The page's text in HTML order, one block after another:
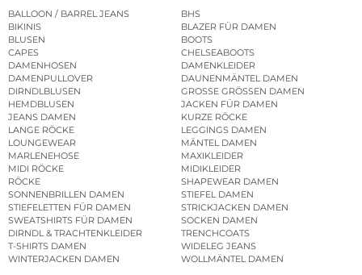
BALLOON / BARREL JEANS
BHS
BIKINIS
BLAZER FÜR DAMEN
BLUSEN
BOOTS
CAPES
CHELSEABOOTS
DAMENHOSEN
DAMENKLEIDER
DAMENPULLOVER
DAUNENMÄNTEL DAMEN
DIRNDLBLUSEN
GROSSE GRÖSSEN DAMEN
HEMDBLUSEN
JACKEN FÜR DAMEN
JEANS DAMEN
KURZE RÖCKE
LANGE RÖCKE
LEGGINGS DAMEN
LOUNGEWEAR
MÄNTEL DAMEN
MARLENEHOSE
MAXIKLEIDER
MIDI RÖCKE
MIDIKLEIDER
RÖCKE
SHAPEWEAR DAMEN
SONNENBRILLEN DAMEN
STIEFEL DAMEN
STIEFELETTEN FÜR DAMEN
STRICKJACKEN DAMEN
SWEATSHIRTS FÜR DAMEN
SOCKEN DAMEN
DIRNDL & TRACHTENKLEIDER
TRENCHCOATS
T-SHIRTS DAMEN
WIDELEG JEANS
WINTERJACKEN DAMEN
WOLLMÄNTEL DAMEN